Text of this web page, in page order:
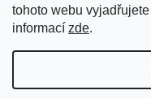
tohoto webu
informací zde.
Copyright 2026